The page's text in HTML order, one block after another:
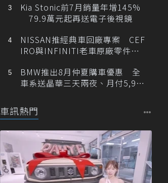
Kia Stonic前7月銷量年增145%
79.9萬元起再送電子後視鏡
NISSAN推經典車回廠專案 CEF
IRO與INFINITI老車原廠零件最
BMW推出8月仲夏購車優惠 全
車系送晶華三天兩夜、月付5,900
車訊熱門